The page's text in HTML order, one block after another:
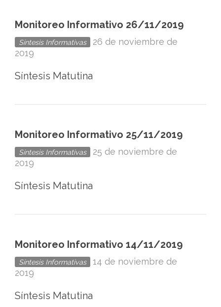
Monitoreo Informativo 26/11/2019
Síntesis Informativas
26 de noviembre de
2019
Síntesis Matutina
Monitoreo Informativo 25/11/2019
Síntesis Informativas
25 de noviembre de
2019
Síntesis Matutina
Monitoreo Informativo 14/11/2019
Síntesis Informativas
14 de noviembre de
2019
Síntesis Matutina